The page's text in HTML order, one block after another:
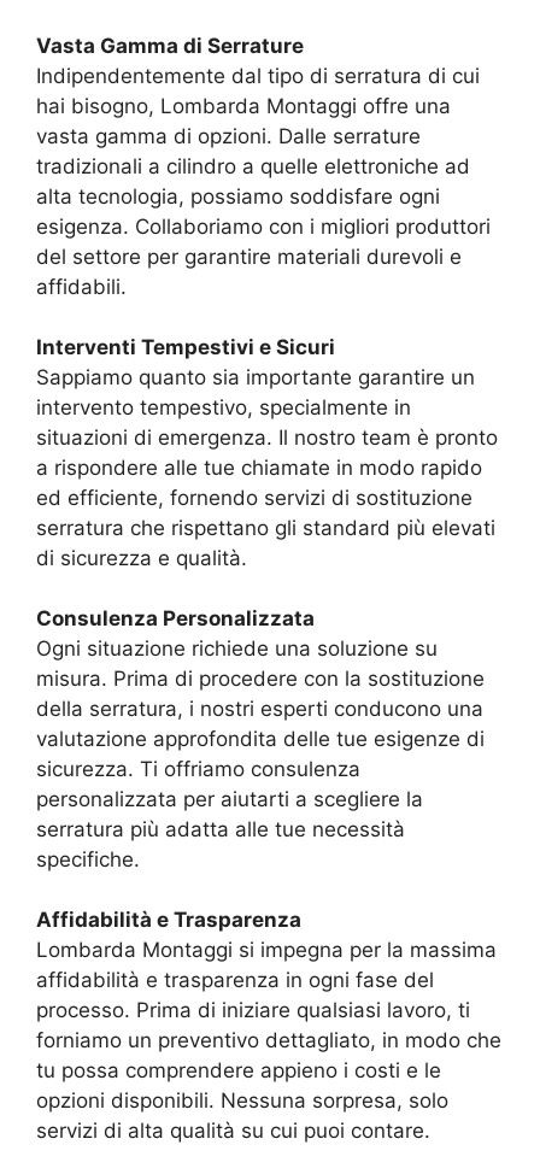
Vasta Gamma di Serrature
Indipendentemente dal tipo di serratura di cui
hai bisogno, Lombarda Montaggi offre una
vasta gamma di opzioni. Dalle serrature
tradizionali a cilindro a quelle elettroniche ad
alta tecnologia, possiamo soddisfare ogni
esigenza. Collaboriamo con i migliori produttori
del settore per garantire materiali durevoli e
affidabili.
Interventi Tempestivi e Sicuri
Sappiamo quanto sia importante garantire un
intervento tempestivo, specialmente in
situazioni di emergenza. Il nostro team è pronto
a rispondere alle tue chiamate in modo rapido
ed efficiente, fornendo servizi di sostituzione
serratura che rispettano gli standard più elevati
di sicurezza e qualità.
Consulenza Personalizzata
Ogni situazione richiede una soluzione su
misura. Prima di procedere con la sostituzione
della serratura, i nostri esperti conducono una
valutazione approfondita delle tue esigenze di
sicurezza. Ti offriamo consulenza
personalizzata per aiutarti a scegliere la
serratura più adatta alle tue necessità
specifiche.
Affidabilità e Trasparenza
Lombarda Montaggi si impegna per la massima
affidabilità e trasparenza in ogni fase del
processo. Prima di iniziare qualsiasi lavoro, ti
forniamo un preventivo dettagliato, in modo che
tu possa comprendere appieno i costi e le
opzioni disponibili. Nessuna sorpresa, solo
servizi di alta qualità su cui puoi contare.